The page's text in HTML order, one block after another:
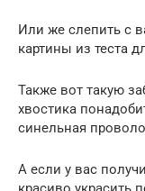
Или же слепить с
картины из теста
Также вот такую
хвостика
синельная
А если у вас